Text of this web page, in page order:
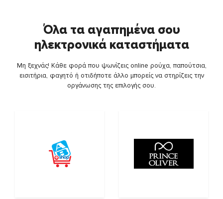
Όλα τα αγαπημένα σου
ηλεκτρονικά καταστήματα
Μη ξεχνάς! Κάθε φορά που ψωνίζεις online ρούχα, παπούτσια,
εισιτήρια, φαγητό ή οτιδήποτε άλλο μπορείς να στηρίζεις την
οργάνωσης της επιλογής σου.